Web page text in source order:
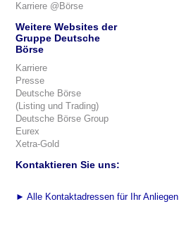
Karriere @Börse
Weitere Websites der
Gruppe Deutsche
Börse
Karriere
Presse
Deutsche Börse
(Listing und Trading)
Deutsche Börse Group
Eurex
Xetra-Gold
Kontaktieren Sie uns:
► Alle Kontaktadressen für Ihr Anliegen